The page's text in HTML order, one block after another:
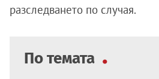
разследването по случая.
По темата